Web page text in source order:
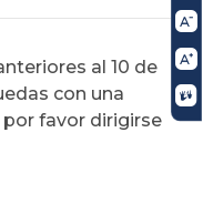
al 10 de
con una
favor dirigirse